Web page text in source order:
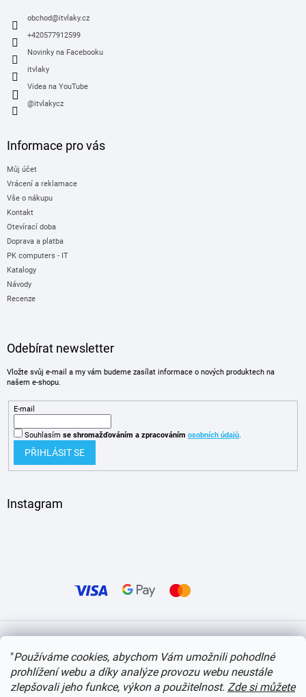
"Používáme cookies, abychom Vám umožnili pohodlné
prohlížení webu a díky analýze provozu webu neustále
zlepšovali jeho funkce, výkon a použitelnost. Zde si můžete
obchod@itvlaky.cz
+420577912599
Novinky na Facebooku
itvlaky
Videa na YouTube
@itvlakycz
Informace pro vás
Můj účet
Vrácení a reklamace
Vše o nákupu
Kontakt
Otevírací doba
Doprava a platba
PK computers - IT
Katalogy
Návody
Recenze
Odebírat newsletter
Vložte svůj e-mail a my vám budeme zasílat informace o nových produktech na
našem e-shopu.
E-mail
Souhlasím se shromažďováním a zpracováním osobních údajů.
PŘIHLÁSIT SE
Instagram
Copyright 2026itvlaky.cz . Všechna práva vyhrazena. Upravit nastavení cookies